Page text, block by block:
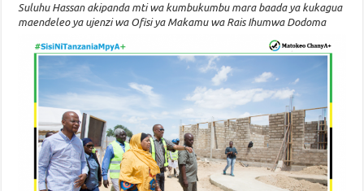
Suluhu Hassan akipanda mti wa kumbukumbu mara baada ya kukagua
maendeleo ya ujenzi wa Ofisi ya Makamu wa Rais Ihumwa Dodoma